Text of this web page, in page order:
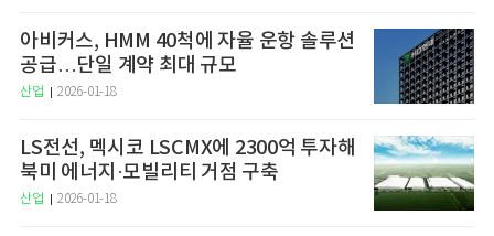
아비커스, HMM 40척에 자율 운항 솔루션
공급…단일 계약 최대 규모
산업 2026-01-18
LS전선, 멕시코 LSCMX에 2300억 투자해
북미 에너지·모빌리티 거점 구축
산업 2026-01-18